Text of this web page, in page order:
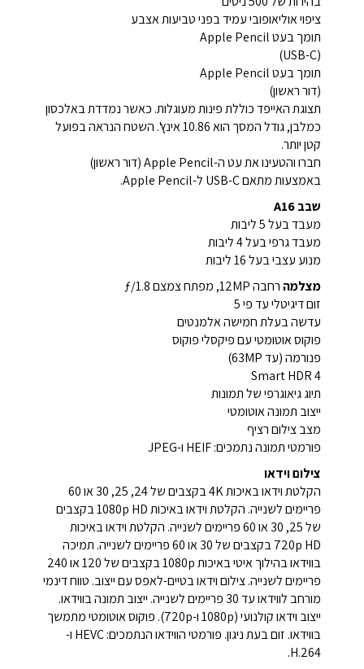
ציפוי אוליאופובי עמיד בפני טביעות אצבע
תומך בעט Apple Pencil
(USB-C)
תומך בעט Apple Pencil
(דור ראשון)
תצוגת האייפד כוללת פינות מעוגלות. כאשר נמדדת באלכסון
כמלבן, גודל המסך הוא 10.86 אינץ'. השטח הנראה בפועל
קטן יותר.
חברו והטעינו את עט ה-Apple Pencil (דור ראשון)
באמצעות מתאם USB-C ל-Apple Pencil.
שבב A16
מעבד בעל 5 ליבות
מעבד גרפי בעל 4 ליבות
מנוע עצבי בעל 16 ליבות
מצלמה רחבה 12MP, מפתח צמצם ƒ/1.8
זום דיגיטלי עד פי 5
עדשה בעלת חמישה אלמנטים
פוקוס אוטומטי עם פיקסלי פוקוס
פנורמה (עד 63MP)
Smart HDR 4
תיוג גיאוגרפי של תמונות
ייצוב תמונה אוטומטי
מצב צילום רציף
פורמטי תמונה נתמכים: HEIF ו-JPEG
צילום וידאו
הקלטת וידאו באיכות 4K בקצבים של 24, 25, 30 או 60
פריימים לשנייה. הקלטת וידאו באיכות 1080p HD בקצבים
של 25, 30 או 60 פריימים לשנייה. הקלטת וידאו באיכות
720p HD בקצבים של 30 או 60 פריימים לשנייה. תמיכה
בווידאו בהילוך איטי באיכות 1080p בקצבים של 120 או 240
פריימים לשנייה. צילום וידאו בטיים-לאפס עם ייצוב. טווח דינמי
מורחב לווידאו עד 30 פריימים לשנייה. ייצוב תמונה בווידאו.
ייצוב וידאו קולנועי (1080p ו-720p). פוקוס אוטומטי מתמשך
בווידאו. זום בעת ניגון. פורמטי הווידאו הנתמכים: HEVC ו-
H.264.